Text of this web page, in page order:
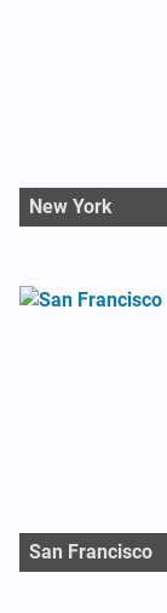
New York
San Francisco